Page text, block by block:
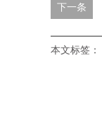
下一条
本文标签：